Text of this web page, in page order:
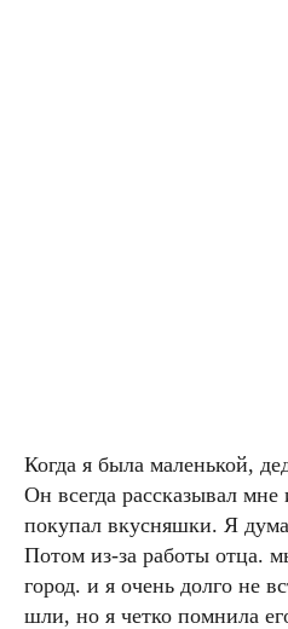
Когда я была маленькой,
Он всегда рассказывал
покупал вкусняшки. Я
Потом из-за работы отца.
город. и я очень долго не
шли, но я четко помнила